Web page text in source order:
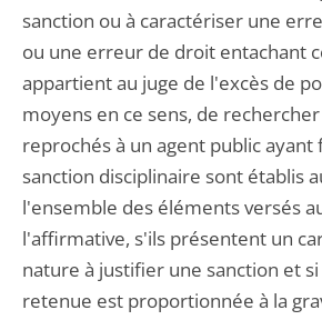
sanction ou à caractériser une
ou une erreur de droit entachant
appartient au juge de l'excès de
moyens en ce sens, de
reprochés à un agent public
sanction disciplinaire sont établis
l'ensemble des éléments versés
l'affirmative, s'ils présentent un
nature à justifier une sanction et
retenue est proportionnée à la